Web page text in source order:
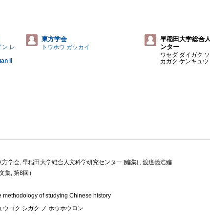
ン レ
li
東方学会
トウホウ ガッカイ
早稲田大学総合
ンター
ワセダ ダイガク
カガク ケンキュウ
学会, 早稲田大学総合人文科学研究センター [編集] ; 渡邉義浩編
集, 第8回）
methodology of studying Chinese history
ウゴク シガク ノ ホウホウロン